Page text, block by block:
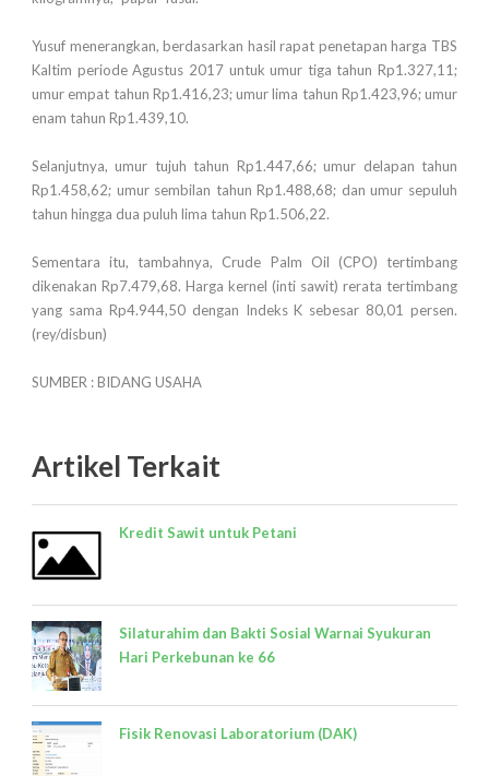
Yusuf menerangkan, berdasarkan hasil rapat penetapan harga TBS
Kaltim periode Agustus 2017 untuk umur tiga tahun Rp1.327,11;
umur empat tahun Rp1.416,23; umur lima tahun Rp1.423,96; umur
enam tahun Rp1.439,10.
Selanjutnya, umur tujuh tahun Rp1.447,66; umur delapan tahun
Rp1.458,62; umur sembilan tahun Rp1.488,68; dan umur sepuluh
tahun hingga dua puluh lima tahun Rp1.506,22.
Sementara itu, tambahnya, Crude Palm Oil (CPO) tertimbang
dikenakan Rp7.479,68. Harga kernel (inti sawit) rerata tertimbang
yang sama Rp4.944,50 dengan Indeks K sebesar 80,01 persen.
(rey/disbun)
SUMBER : BIDANG USAHA
Artikel Terkait
Kredit Sawit untuk Petani
Silaturahim dan Bakti Sosial Warnai Syukuran
Hari Perkebunan ke 66
Fisik Renovasi Laboratorium (DAK)